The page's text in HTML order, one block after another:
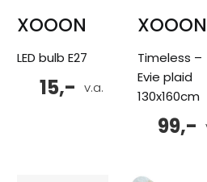
XOOON
LED bulb E27
v.a.
15,-
XOOON
Timeless –
Evie plaid
130x160cm
99,-